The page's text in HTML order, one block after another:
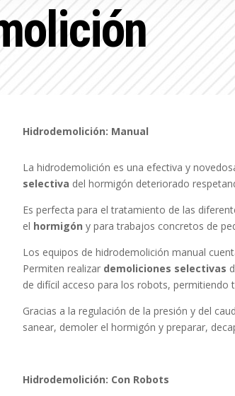
Hidrodemolición: Manual
La hidrodemolición es una efectiva y
selectiva del hormigón deteriorado
Es perfecta para el tratamiento de las
el hormigón y para trabajos concretos de
Los equipos de hidrodemolición manual
Permiten realizar demoliciones selectivas
de difícil acceso para los robots, permitiendo
Gracias a la regulación de la presión y del
sanear, demoler el hormigón y preparar,
Hidrodemolición: Con Robots